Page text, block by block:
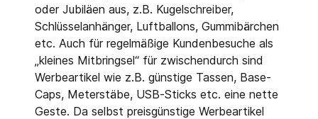
oder Jubiläen aus, z.B. Kugelschreiber,
Schlüsselanhänger, Luftballons, Gummibärchen
etc. Auch für regelmäßige Kundenbesuche als
„kleines Mitbringsel“ für zwischendurch sind
Werbeartikel wie z.B. günstige Tassen, Base-
Caps, Meterstäbe, USB-Sticks etc. eine nette
Geste. Da selbst preisgünstige Werbeartikel